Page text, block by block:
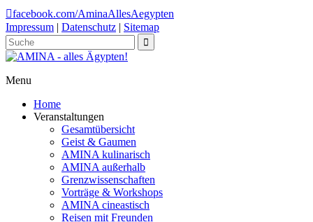
facebook.com/AminaAllesAegypten
Impressum | Datenschutz | Sitemap
Menu
Home
Veranstaltungen
Gesamtübersicht
Geist & Gaumen
AMINA kulinarisch
AMINA außerhalb
Grenzwissenschaften
Vorträge & Workshops
AMINA cineastisch
Reisen mit Freunden